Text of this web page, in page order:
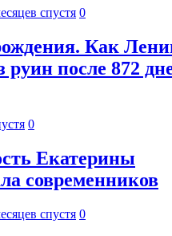
спустя 0
Как
руин после 872
0
Екатерины
современников
спустя 0